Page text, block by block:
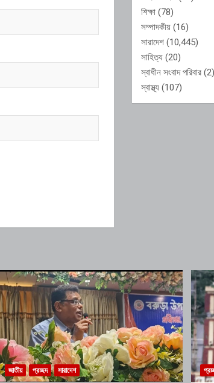
শিক্ষা (78)
সম্পাদকীয় (16)
সারাদেশ (10,445)
সাহিত্য (20)
স্বাধীন সংবাদ পরিবার (2)
স্বাস্থ্য (107)
জাতীয় প্রচ্ছদ সারাদেশ